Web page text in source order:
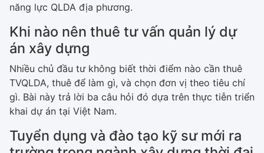
năng lực QLDA địa phương.
Khi nào nên thuê tư vấn quản lý dự
án xây dựng
Nhiều chủ đầu tư không biết thời điểm nào cần thuê
TVQLDA, thuê để làm gì, và chọn đơn vị theo tiêu chí
gì. Bài này trả lời ba câu hỏi đó dựa trên thực tiễn triển
khai dự án tại Việt Nam.
Tuyển dụng và đào tạo kỹ sư mới ra